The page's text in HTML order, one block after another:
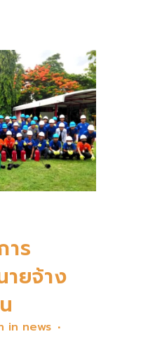
าร
ายจ้าง
in news